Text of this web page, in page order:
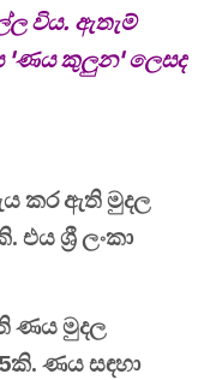
විය. ඇතැම්
'ණය කුලුන' ලෙසද
කර ඇති මුදල
ශ්‍රී ලංකා
ණය මුදල
ණය සඳහා